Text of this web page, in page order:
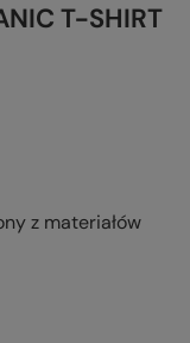
T-SHIRT
z materiałów